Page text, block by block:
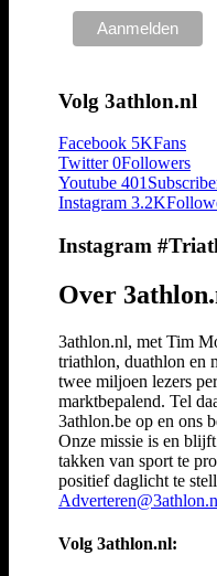
Volg 3athlon.nl
Facebook 5KFans
Twitter 0Followers
Youtube 401
Instagram 3.2K
Instagram
Over
3athlon.nl, met Tim
triathlon, duathlon en
twee miljoen lezers
marktbepalend. Tel
3athlon.be op en ons
Onze missie is en
takken van sport te
positief daglicht te
Volg 3athlon.nl: